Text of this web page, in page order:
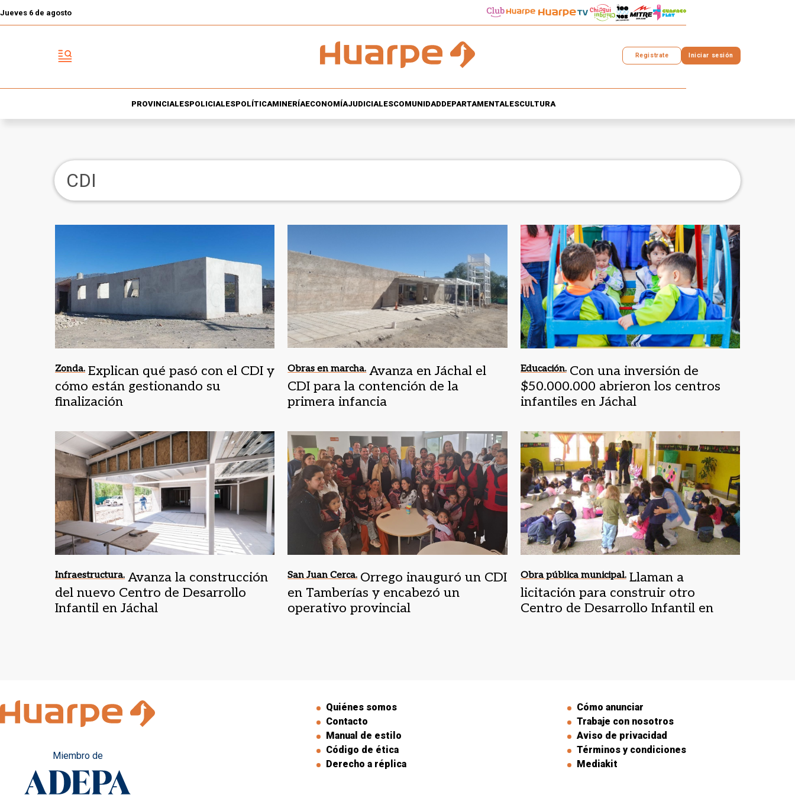
Jueves 6 de agosto
Registrate Iniciar sesión
PROVINCIALESPOLICIALESPOLÍTICAMINERÍAECONOMÍAJUDICIALESCOMUNIDADDEPARTAMENTALESCULTURA
CDI
Zonda. Explican qué pasó con el CDI y
cómo están gestionando su
finalización
Obras en marcha. Avanza en Jáchal el
CDI para la contención de la
primera infancia
Educación. Con una inversión de
$50.000.000 abrieron los centros
infantiles en Jáchal
Infraestructura. Avanza la construcción
del nuevo Centro de Desarrollo
Infantil en Jáchal
San Juan Cerca. Orrego inauguró un CDI
en Tamberías y encabezó un
operativo provincial
Obra pública municipal. Llaman a
licitación para construir otro
Centro de Desarrollo Infantil en
Miembro de
Quiénes somos
Contacto
Manual de estilo
Código de ética
Derecho a réplica
Cómo anunciar
Trabaje con nosotros
Aviso de privacidad
Términos y condiciones
Mediakit